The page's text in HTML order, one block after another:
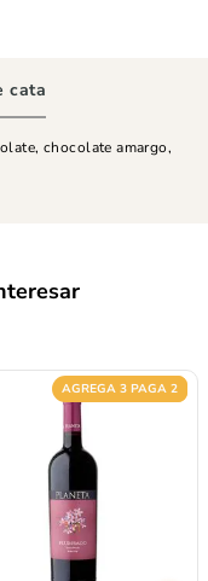
cata
chocolate amargo,
AGREGA 3 PAGA 2